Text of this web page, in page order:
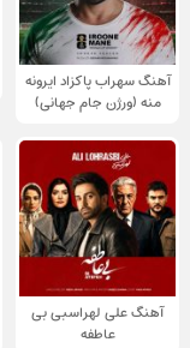
آهنگ سهراب پاکزاد ایرونه
منه (ورژن جام جهانی)
آهنگ علی لهراسبی بی
عاطفه